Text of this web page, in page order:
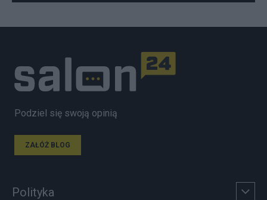
Podziel się swoją opinią
ZAŁÓŻ BLOG
Polityka